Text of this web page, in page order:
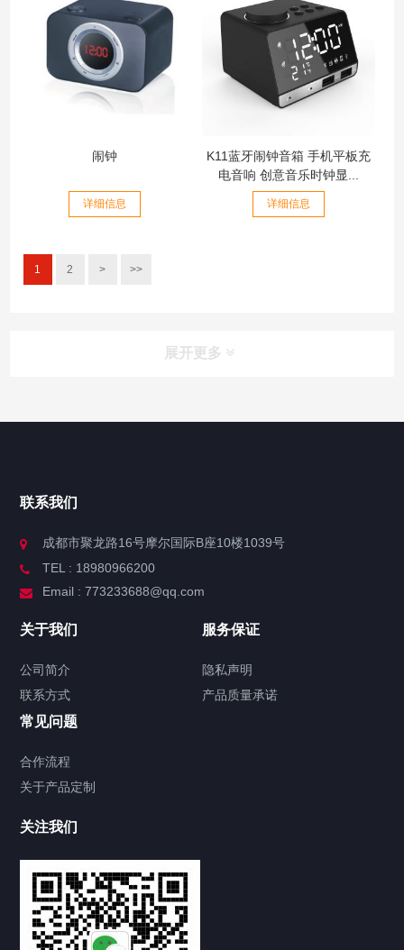
闹钟
详细信息
K11蓝牙闹钟音箱 手机平板充
电音响 创意音乐时钟显...
详细信息
1 2 > >>
展开更多
联系我们
成都市聚龙路16号摩尔国际B座10楼1039号
TEL : 18980966200
Email : 773233688@qq.com
关于我们
公司简介
联系方式
服务保证
隐私声明
产品质量承诺
常见问题
合作流程
关于产品定制
关注我们